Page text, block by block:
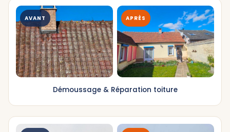
AVANT APRÈS
Démoussage & Réparation toiture